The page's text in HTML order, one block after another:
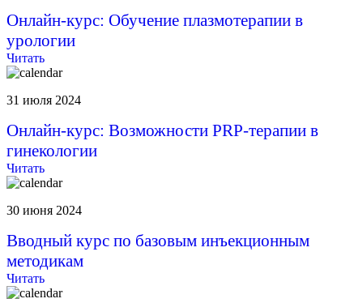
Онлайн-курс: Обучение плазмотерапии в
урологии
Читать
31 июля 2024
Онлайн-курс: Возможности PRP-терапии в
гинекологии
Читать
30 июня 2024
Вводный курс по базовым инъекционным
методикам
Читать